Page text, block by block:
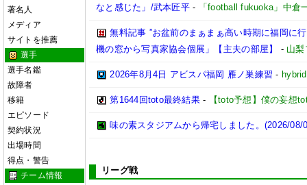
著名人
メディア
サイトを推薦
選手
選手名鑑
故障者
移籍
エピソード
契約状況
出場時間
得点・警告
チーム情報
なと感じた」/武本匠平- 「football fukuoka」中倉
無料記事 ”お盆前のまぁまぁ高い時期に福岡に
機の窓から写真家協会個展」【主夫の部屋】
- 山梨
2026年8月4日 アビスパ福岡 雁ノ巣練習 -
第1644回toto最終結果 - 【toto予想】僕の妄想
味の素スタジアムから帰宅しました。(2026/08/
リーグ戦